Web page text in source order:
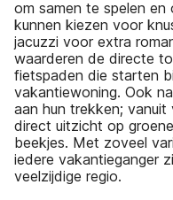
om samen te spelen en
kunnen kiezen voor
jacuzzi voor extra
waarderen de directe
fietspaden die starten
vakantiewoning. Ook
aan hun trekken;
direct uitzicht op
beekjes. Met zoveel
iedere vakantieganger
veelzijdige regio.